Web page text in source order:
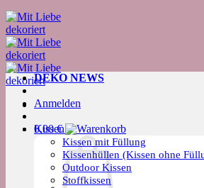
Kissen
Kissen mit Füllung
Kissenhüllen (Kissen ohne
Outdoor Kissen
Stoffkissen
DEKO NEWS
Anmelden
0,00€